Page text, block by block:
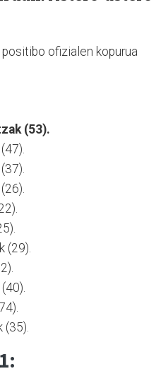
ofizialen kopurua
(53).
(29).